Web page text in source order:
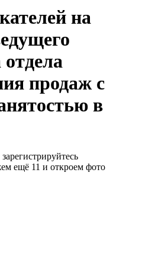
на
отдела
продаж с
в
ещё 11 и откроем фото